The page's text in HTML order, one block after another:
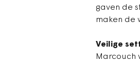
gaven de
maken de
Veilige
Marcouch